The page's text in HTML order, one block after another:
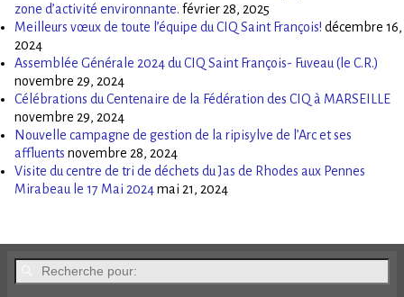
zone d’activité environnante. février 28, 2025
Meilleurs vœux de toute l’équipe du CIQ Saint François! décembre 16,
2024
Assemblée Générale 2024 du CIQ Saint François- Fuveau (le C.R.)
novembre 29, 2024
Célébrations du Centenaire de la Fédération des CIQ à MARSEILLE
novembre 29, 2024
Nouvelle campagne de gestion de la ripisylve de l’Arc et ses
affluents novembre 28, 2024
Visite du centre de tri de déchets du Jas de Rhodes aux Pennes
Mirabeau le 17 Mai 2024mai 21, 2024